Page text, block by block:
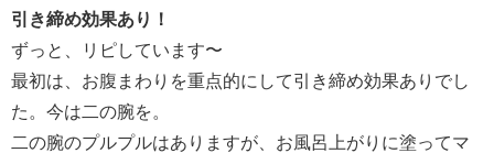
引き締め効果あり！
ずっと、リピしています〜
最初は、お腹まわりを重点的にして引き締め効果ありでし
た。今は二の腕を。
二の腕のプルプルはありますが、お風呂上がりに塗ってマ